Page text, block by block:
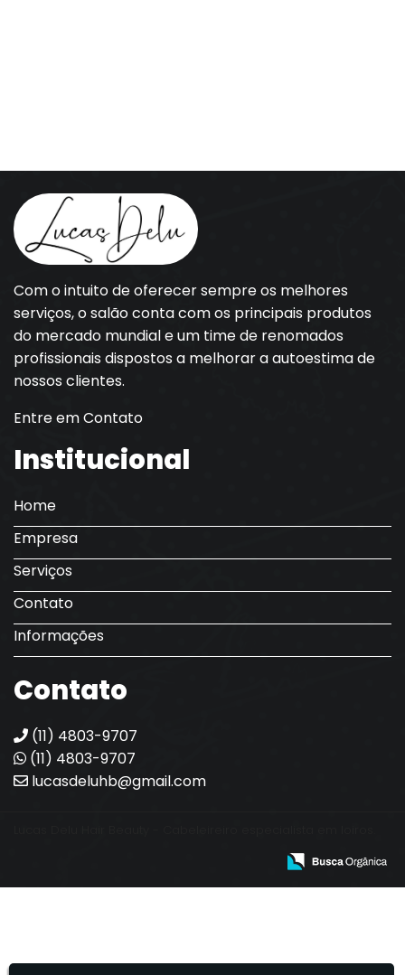
Com o intuito de oferecer sempre os melhores
serviços, o salão conta com os principais produtos
do mercado mundial e um time de renomados
profissionais dispostos a melhorar a autoestima de
nossos clientes.
Entre em Contato
Institucional
Home
Empresa
Serviços
Contato
Informações
Contato
(11) 4803-9707
(11) 4803-9707
lucasdeluhb@gmail.com